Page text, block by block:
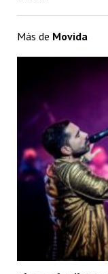
Más de Movida